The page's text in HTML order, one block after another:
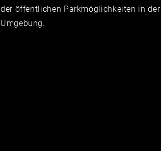
der öffentlichen Parkmöglichkeiten in der
Umgebung.